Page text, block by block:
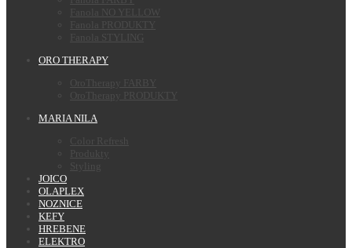
Fanola NO YELLOW
Fanola PRODUKTY
Fanola STYLING
ORO THERAPY
OroTherapy FARBY
OroTherapy PRODUKTY
MARIA NILA
Color Refresh
Produkty
Styling
JOICO
OLAPLEX
NOZNICE
KEFY
HREBENE
ELEKTRO